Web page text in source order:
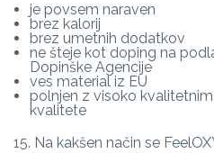
je povsem naraven
brez kalorij
brez umetnih dodatkov
ne šteje kot doping na
Dopinške Agencije
ves material iz EU
polnjen z visoko
kvalitete
15. Na kakšen način se